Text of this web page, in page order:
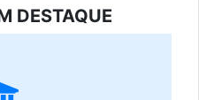
DESTAQUE